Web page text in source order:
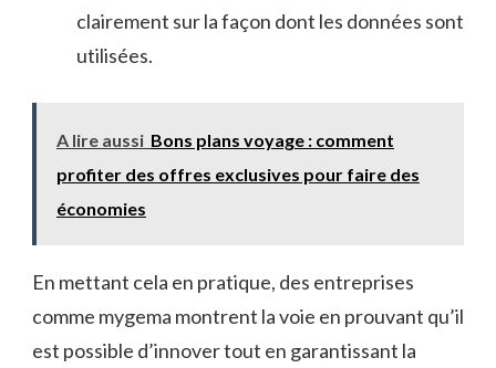
clairement sur la façon dont les données sont
utilisées.
A lire aussi Bons plans voyage : comment
profiter des offres exclusives pour faire des
économies
En mettant cela en pratique, des entreprises
comme mygema montrent la voie en prouvant qu’il
est possible d’innover tout en garantissant la